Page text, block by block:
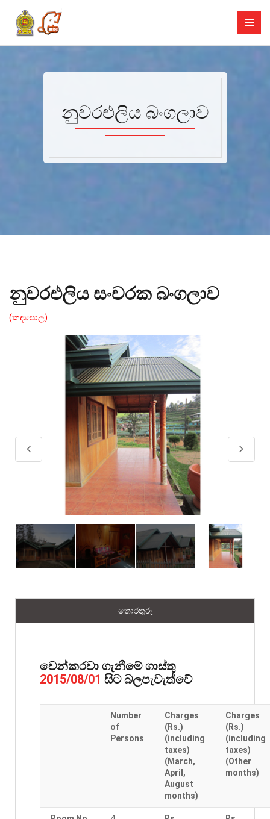
නුවරඑලිය බංගලාව
නුවරඑලිය සංචරක බංගලාව
(කඳපොල)
තොරතුරු
වෙන්කරවා ගැනීමේ ගාස්තු
2015/08/01 සිට බලපැවැත්වේ
Number
of
Persons
Charges
(Rs.)
(including
taxes)
(March,
April,
August
months)
Charges
(Rs.)
(including
taxes)
(Other
months)